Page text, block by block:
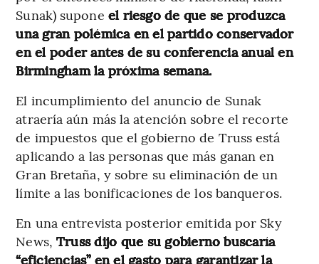
Sunak) supone el riesgo de que se produzca
una gran polémica en el partido conservador
en el poder antes de su conferencia anual en
Birmingham la próxima semana.
El incumplimiento del anuncio de Sunak
atraería aún más la atención sobre el recorte
de impuestos que el gobierno de Truss está
aplicando a las personas que más ganan en
Gran Bretaña, y sobre su eliminación de un
límite a las bonificaciones de los banqueros.
En una entrevista posterior emitida por Sky
News, Truss dijo que su gobierno buscaría
“eficiencias” en el gasto para garantizar la